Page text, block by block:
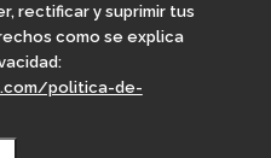
rectificar y suprimir tus
como se explica
politica-de-